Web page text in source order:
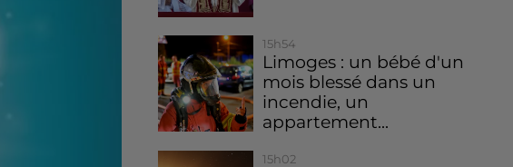
15h54
Limoges : un bébé d'un
mois blessé dans un
incendie, un
appartement...
15h02